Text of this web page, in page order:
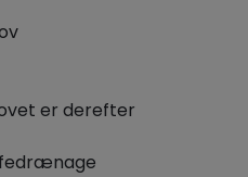
er derefter